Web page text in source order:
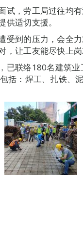
试，劳工局过往均
适切支援。
受到的压力，会全
让工友能尽快上岗
已联络180名建筑
括：焊工、扎铁、